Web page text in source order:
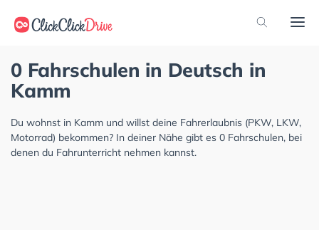
0 Fahrschulen in Deutsch in
Kamm
Du wohnst in Kamm und willst deine Fahrerlaubnis (PKW, LKW,
Motorrad) bekommen? In deiner Nähe gibt es 0 Fahrschulen, bei
denen du Fahrunterricht nehmen kannst.